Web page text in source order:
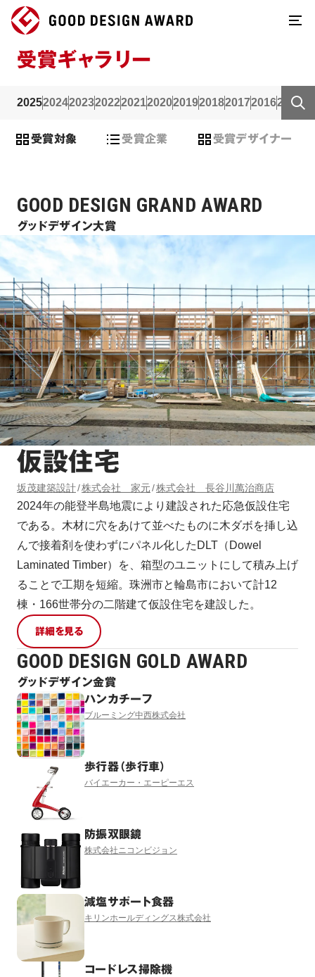
受賞ギャラリー
20252024202320222021202020192018201720162015
受賞対象 受賞企業 受賞デザイナー
GOOD DESIGN GRAND AWARD
グッドデザイン大賞
仮設住宅
坂茂建築設計 株式会社 家元 株式会社 長谷川萬治商店
2024年の能登半島地震により建設された応急仮設住宅
である。木材に穴をあけて並べたものに木ダボを挿し込
んで接着剤を使わずにパネル化したDLT（Dowel
Laminated Timber）を、箱型のユニットにして積み上げ
ることで工期を短縮。珠洲市と輪島市において計12
棟・166世帯分の二階建て仮設住宅を建設した。
詳細を見る
GOOD DESIGN GOLD AWARD
グッドデザイン金賞
ハンカチーフ
ブルーミング中西株式会社
歩行器（歩行車）
バイエーカー・エーピーエス
防振双眼鏡
株式会社ニコンビジョン
減塩サポート食器
キリンホールディングス株式会社
コードレス掃除機